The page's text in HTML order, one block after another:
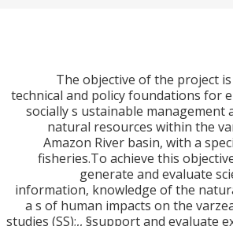
The objective of the
technical and policy
socially s ustainable
natural resources
Amazon River basin,
fisheries.To achieve this
generate and
information, knowledge of
a s of human impacts on
studies (SS);,, §support and